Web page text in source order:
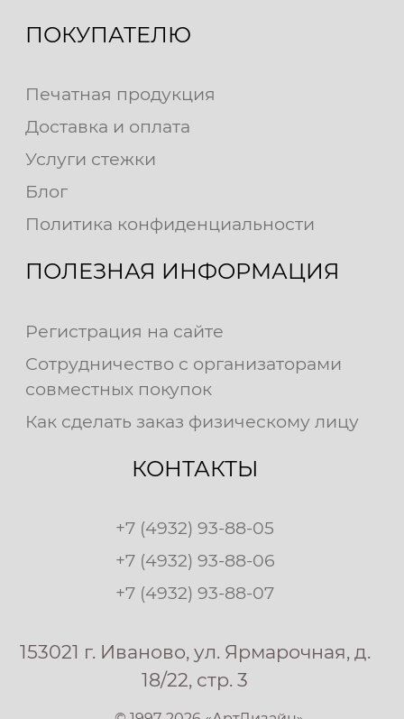
ПОКУПАТЕЛЮ
Печатная продукция
Доставка и оплата
Услуги стежки
Блог
Политика конфиденциальности
ПОЛЕЗНАЯ ИНФОРМАЦИЯ
Регистрация на сайте
Сотрудничество с организаторами
совместных покупок
Как сделать заказ физическому лицу
КОНТАКТЫ
+7 (4932) 93-88-05
+7 (4932) 93-88-06
+7 (4932) 93-88-07
153021 г. Иваново, ул. Ярмарочная, д.
18/22, стр. 3